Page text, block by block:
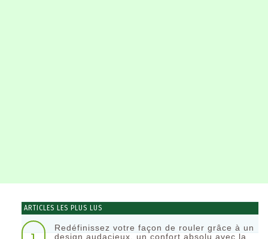
ARTICLES LES PLUS LUS
Redéfinissez votre façon de rouler grâce à un
design audacieux, un confort absolu avec la